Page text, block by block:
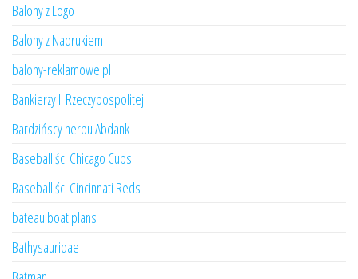
Balony z Logo
Balony z Nadrukiem
balony-reklamowe.pl
Bankierzy II Rzeczypospolitej
Bardzińscy herbu Abdank
Baseballiści Chicago Cubs
Baseballiści Cincinnati Reds
bateau boat plans
Bathysauridae